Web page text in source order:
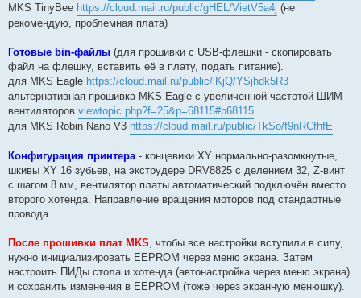
MKS TinyBee https://cloud.mail.ru/public/gHEL/VietV5a4j (не
рекомендую, проблемная плата)
Готовые bin-файлы (для прошивки с USB-флешки - скопировать
файл на флешку, вставить её в плату, подать питание).
для MKS Eagle https://cloud.mail.ru/public/iKjQ/YSjhdk5R3
альтернативная прошивка MKS Eagle с увеличенной частотой ШИМ
вентиляторов viewtopic.php?f=25&p=68115#p68115
для MKS Robin Nano V3 https://cloud.mail.ru/public/TkSo/f9nRCfhfE
Конфигурация принтера- концевики XY нормально-разомкнутые,
шкивы XY 16 зубьев, на экструдере DRV8825 с делением 32, Z-винт
с шагом 8 мм, вентилятор платы автоматический подключён вместо
второго хотенда. Направление вращения моторов под стандартные
провода.
После прошивки плат MKS, чтобы все настройки вступили в силу,
нужно инициализировать EEPROM через меню экрана. Затем
настроить ПИДы стола и хотенда (автонастройка через меню экрана)
и сохранить изменения в EEPROM (тоже через экранную менюшку).